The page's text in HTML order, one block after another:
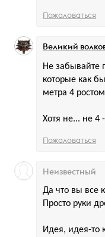
Пожаловаться
Не забывайте
которые как
метра 4
Хотя не... не 4
Великий
Пожаловаться
Да что вы все
Просто руки
Идея, идея-то
Неизвестный